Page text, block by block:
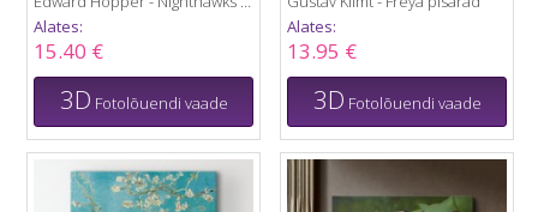
Alates:
15.40 €
3D Fotolõuendi vaade
Alates:
13.95 €
3D Fotolõuendi vaade